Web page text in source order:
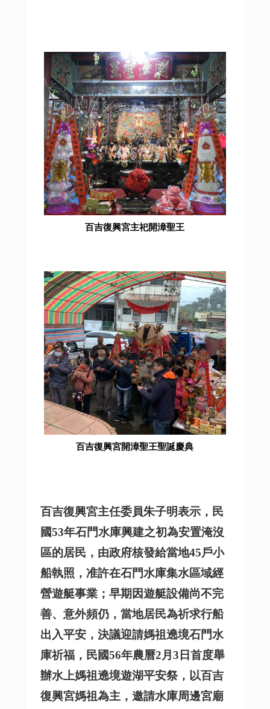
百吉復興宮主祀開漳聖王
百吉復興宮開漳聖王聖誕慶典
百吉復興宮主任委員朱子明表示，民
國53年石門水庫興建之初為安置淹沒
區的居民，由政府核發給當地45戶小
船執照，准許在石門水庫集水區域經
營遊艇事業；早期因遊艇設備尚不完
善、意外頻仍，當地居民為祈求行船
出入平安，決議迎請媽祖遶境石門水
庫祈福，民國56年農曆2月3日首度舉
辦水上媽祖遶境遊湖平安祭，以百吉
復興宮媽祖為主，邀請水庫周邊宮廟